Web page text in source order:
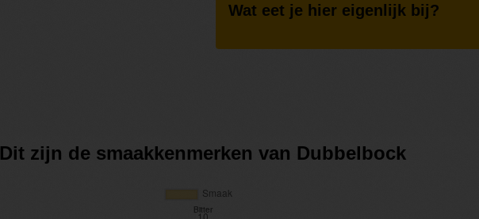
Wat eet je hier eigenlijk bij?
Dit zijn de smaakkenmerken van Dubbelbock